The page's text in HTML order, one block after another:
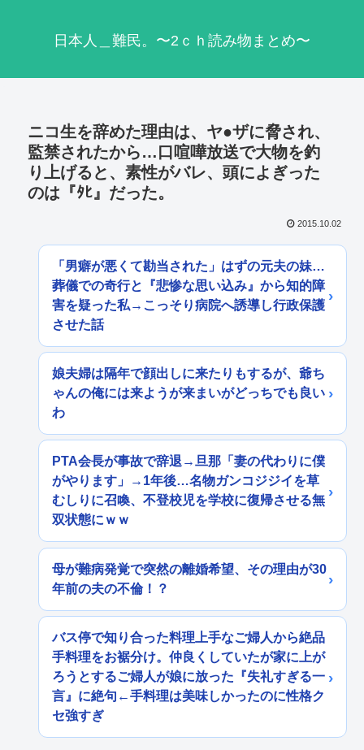
日本人＿難民。〜2ｃｈ読み物まとめ〜
ニコ生を辞めた理由は、ヤ●ザに脅され、
監禁されたから…口喧嘩放送で大物を釣
り上げると、素性がバレ、頭によぎった
のは『ﾀﾋ』だった。
2015.10.02
「男癖が悪くて勘当された」はずの元夫の妹…
葬儀での奇行と『悲惨な思い込み』から知的障
害を疑った私→こっそり病院へ誘導し行政保護
させた話
娘夫婦は隔年で顔出しに来たりもするが、爺ち
ゃんの俺には来ようが来まいがどっちでも良い
わ
PTA会長が事故で辞退→旦那「妻の代わりに僕
がやります」→1年後…名物ガンコジジイを草
むしりに召喚、不登校児を学校に復帰させる無
双状態にｗｗ
母が難病発覚で突然の離婚希望、その理由が30
年前の夫の不倫！？
バス停で知り合った料理上手なご婦人から絶品
手料理をお裾分け。仲良くしていたが家に上が
ろうとするご婦人が娘に放った『失礼すぎる一
言』に絶句←手料理は美味しかったのに性格ク
セ強すぎ